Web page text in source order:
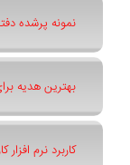
نمونه پرشده
بهترین هدیه
کاربرد نرم